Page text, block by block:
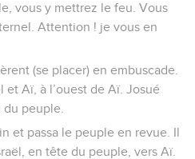
vous y mettrez le feu. Vous
Attention ! je vous en
(se placer) en embuscade.
et Aï, à l’ouest de Aï. Josué
peuple.
et passa le peuple en revue. Il
en tête du peuple, vers Aï.